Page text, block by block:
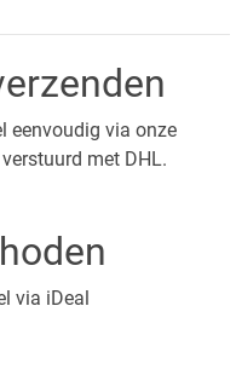
eenvoudig via onze
met DHL.
via iDeal